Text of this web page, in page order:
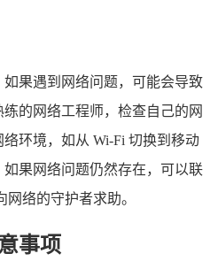
果遇到网络问题，可能会导致
的网络工程师，检查自己的网
环境，如从 Wi-Fi 切换到移动
果网络问题仍然存在，可以联
络的守护者求助。
事项